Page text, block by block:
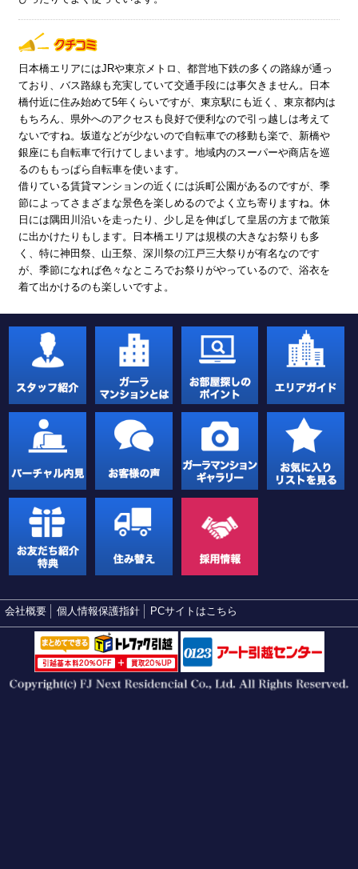
日本橋エリアにはJRや東京メトロ、都営地下鉄の多くの路線が通っ
ており、バス路線も充実していて交通手段には事欠きません。日本
橋付近に住み始めて5年くらいですが、東京駅にも近く、東京都内は
もちろん、県外へのアクセスも良好で便利なので引っ越しは考えて
ないですね。坂道などが少ないので自転車での移動も楽で、新橋や
銀座にも自転車で行けてしまいます。地域内のスーパーや商店を巡
るのももっぱら自転車を使います。
借りている賃貸マンションの近くには浜町公園があるのですが、季
節によってさまざまな景色を楽しめるのでよく立ち寄りますね。休
日には隅田川沿いを走ったり、少し足を伸ばして皇居の方まで散策
に出かけたりもします。日本橋エリアは規模の大きなお祭りも多
く、特に神田祭、山王祭、深川祭の江戸三大祭りが有名なのです
が、季節になれば色々なところでお祭りがやっているので、浴衣を
着て出かけるのも楽しいですよ。
会社概要 個人情報保護指針 PCサイトはこちら